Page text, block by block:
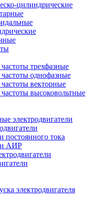
цилиндрические
трехфазные
однофазные
векторные
высоковольтные
электродвигатели
постоянного тока
АИР
электродвигателя